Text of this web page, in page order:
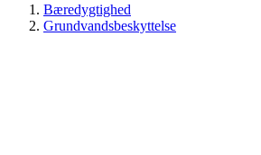
Bæredygtighed
Grundvandsbeskyttelse